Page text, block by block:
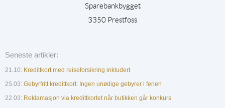
Sparebankbygget
3350 Prestfoss
Seneste artikler:
21.10: Kredittkort med reiseforsikring inkludert
25.03: Gebyrfritt kredittkort: Ingen unødige gebyrer i ferien
22.03: Reklamasjon via kredittkortet når butikken går konkurs